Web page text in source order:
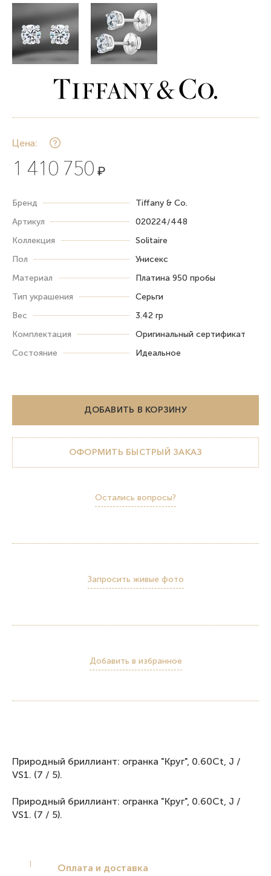
Цена:
1 410 750 ₽
Бренд
Tiffany & Co.
Артикул
020224/448
Коллекция
Solitaire
Пол
Унисекс
Материал
Платина 950 пробы
Тип украшения
Серьги
Вес
3.42 гр
Комплектация
Оригинальный сертификат
Состояние
Идеальное
ДОБАВИТЬ В КОРЗИНУ
ОФОРМИТЬ БЫСТРЫЙ ЗАКАЗ
Остались вопросы?
Запросить живые фото
Добавить в избранное
Природный бриллиант: огранка "Круг", 0.60Ct, J /
VS1. (7 / 5).
Природный бриллиант: огранка "Круг", 0.60Ct, J /
VS1. (7 / 5).
Оплата и доставка